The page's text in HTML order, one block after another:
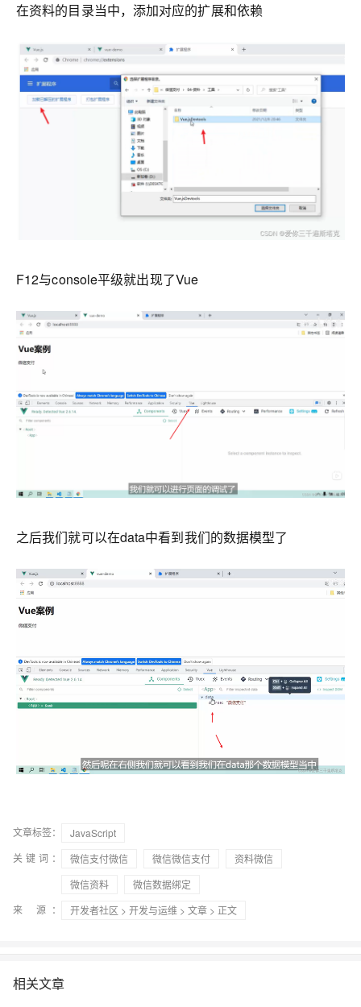
在资料的目录当中，添加对应的扩展和依赖
F12与console平级就出现了Vue
之后我们就可以在data中看到我们的数据模型了
文章标签：
JavaScript
关键词：
微信支付微信 微信微信支付
资料微信
微信资料
微信数据绑定
来 源：
开发者社区 > 开发与运维 > 文章 > 正文
相关文章